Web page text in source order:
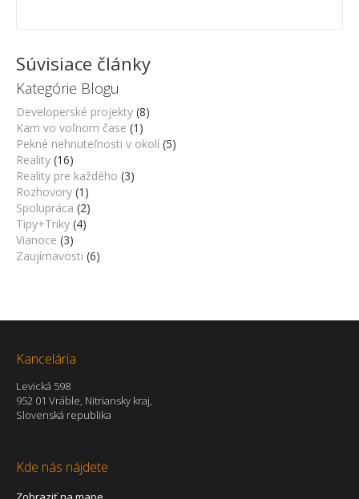
Súvisiace články
Kategórie Blogu
Developerské projekty (8)
Kam vo voľnom čase (1)
Pekné nehnuteľnosti v okolí (5)
Reality (16)
Reality pre každého (3)
Rozhovory (1)
Spolupráca (2)
Tipy+Triky (4)
Vianoce (3)
Zaujímavosti (6)
Kancelária
Levická 598
952 01 Vráble, Nitriansky kraj,
Slovenská republika
Kde nás nájdete